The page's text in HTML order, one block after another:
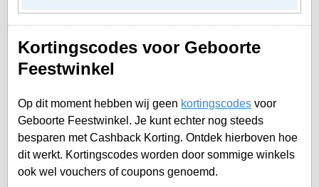
Kortingscodes voor Geboorte
Feestwinkel
Op dit moment hebben wij geen kortingscodes voor
Geboorte Feestwinkel. Je kunt echter nog steeds
besparen met Cashback Korting. Ontdek hierboven hoe
dit werkt. Kortingscodes worden door sommige winkels
ook wel vouchers of coupons genoemd.